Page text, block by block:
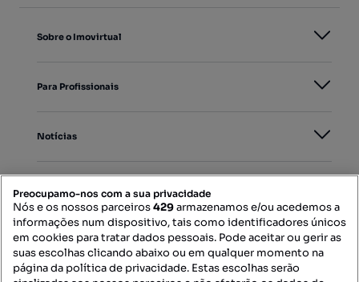
Sobre o Imovirtual
Para Profissionais
Notícias
Mapa do Site
Preocupamo-nos com a sua privacidade
Nós e os nossos parceiros429armazenamos e/ou acedemos a
informações num dispositivo, tais como identificadores únicos
em cookies para tratar dados pessoais. Pode aceitar ou gerir as
suas escolhas clicando abaixo ou em qualquer momento na
página da política de privacidade. Estas escolhas serão